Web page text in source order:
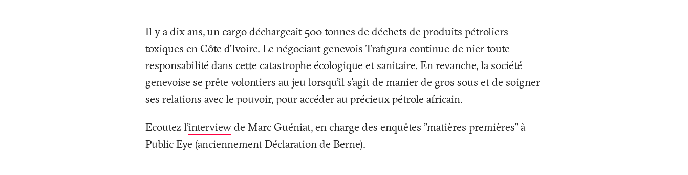
Il y a dix ans, un cargo déchargeait 500 tonnes de déchets de produits pétroliers
toxiques en Côte d’Ivoire. Le négociant genevois Trafigura continue de nier toute
responsabilité dans cette catastrophe écologique et sanitaire. En revanche, la société
genevoise se prête volontiers au jeu lorsqu'il s'agit de manier de gros sous et de soigner
ses relations avec le pouvoir, pour accéder au précieux pétrole africain.
Ecoutez l'interviewde Marc Guéniat, en charge des enquêtes "matières premières" à
Public Eye (anciennement Déclaration de Berne).